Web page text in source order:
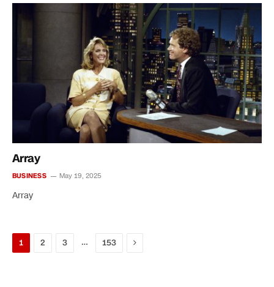
Array
BUSINESS May 19, 2025
Array
1 2 3 … 153 Next